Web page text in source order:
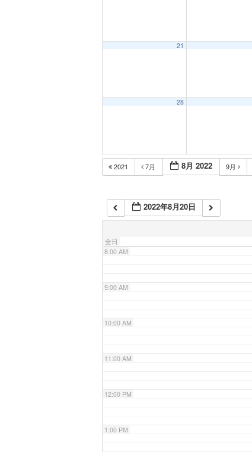
21
28
2021 7月 8月 2022 9月
2022年8月20日
全日
7:00 AM
8:00 AM
9:00 AM
10:00 AM
11:00 AM
12:00 PM
1:00 PM